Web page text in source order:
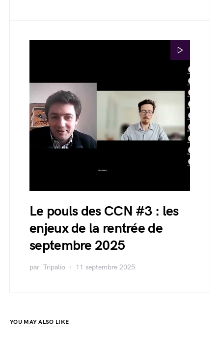
Le pouls des CCN #3 : les
enjeux de la rentrée de
septembre 2025
par Tripalio 11 septembre 2025
YOU MAY ALSO LIKE